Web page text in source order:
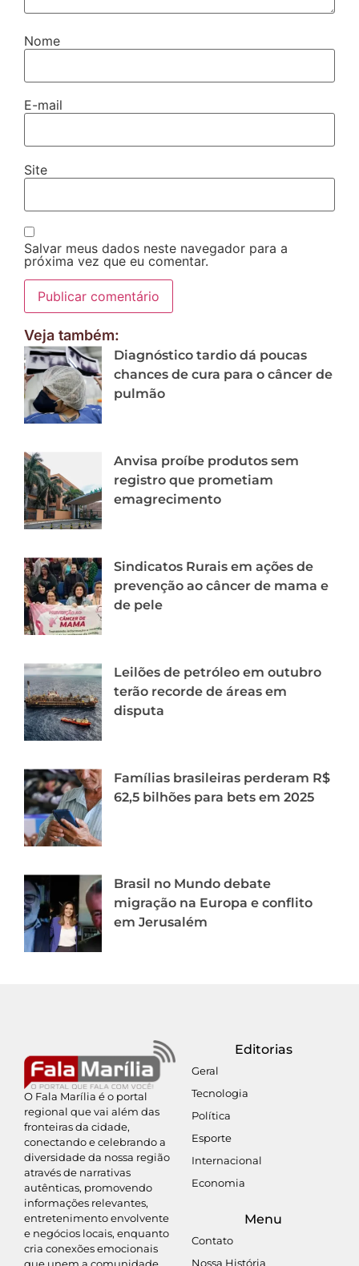
Nome
E-mail
Site
Salvar meus dados neste navegador para a
próxima vez que eu comentar.
Veja também:
Diagnóstico tardio dá poucas
chances de cura para o câncer de
pulmão
Anvisa proíbe produtos sem
registro que prometiam
emagrecimento
Sindicatos Rurais em ações de
prevenção ao câncer de mama e
de pele
Leilões de petróleo em outubro
terão recorde de áreas em
disputa
Famílias brasileiras perderam R$
62,5 bilhões para bets em 2025
Brasil no Mundo debate
migração na Europa e conflito
em Jerusalém
O Fala Marília é o portal
regional que vai além das
fronteiras da cidade,
conectando e celebrando a
diversidade da nossa região
através de narrativas
autênticas, promovendo
informações relevantes,
entretenimento envolvente
e negócios locais, enquanto
cria conexões emocionais
que unem a comunidade.
Editorias
Geral
Tecnologia
Política
Esporte
Internacional
Economia
Menu
Contato
Nossa História